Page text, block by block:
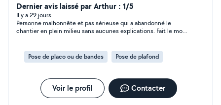
Dernier avis laissé par Arthur : 1/5
Il y a 29 jours
Personne malhonnête et pas sérieuse qui a abandonné le
chantier en plein milieu sans aucunes explications. Fait le mort
Pose de placo ou de bandes Pose de plafond
Voir le profil Contacter